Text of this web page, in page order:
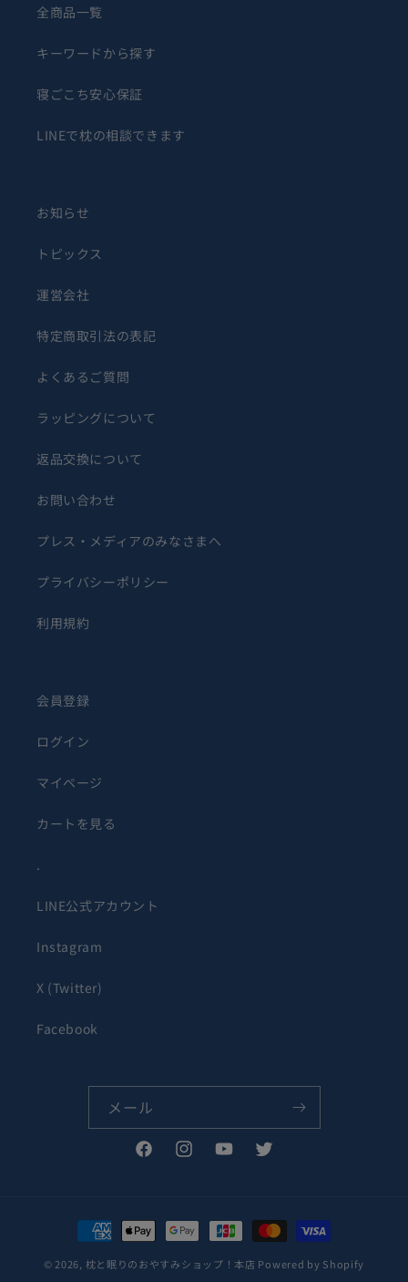
全商品一覧
キーワードから探す
寝ごこち安心保証
LINEで枕の相談できます
お知らせ
トピックス
運営会社
特定商取引法の表記
よくあるご質問
ラッピングについて
返品交換について
お問い合わせ
プレス・メディアのみなさまへ
プライバシーポリシー
利用規約
会員登録
ログイン
マイページ
カートを見る
.
LINE公式アカウント
Instagram
X (Twitter)
Facebook
メール
FacebookInstagramYouTubeTwitter
決
済
方
© 2026, 枕と眠りのおやすみショップ！本店 Powered by Shopify